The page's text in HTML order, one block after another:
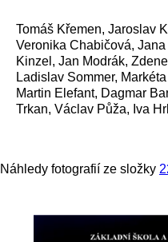
Tomáš Křemen, Jaroslav
Veronika Chabičová,
Kinzel, Jan Modrák,
Ladislav Sommer,
Martin Elefant, Dagmar
Trkan, Václav Půža, Iva
Náhledy fotografií ze složky